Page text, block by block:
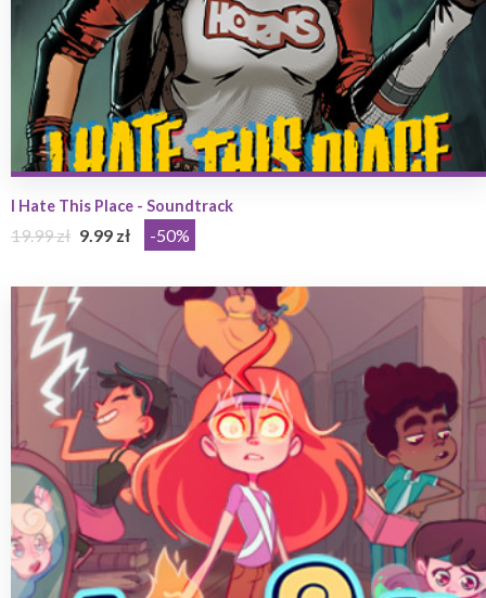
I Hate This Place - Soundtrack
19.99 zł 9.99 zł -50%